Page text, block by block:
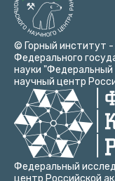
© Горный институт
Федерального
науки "Федеральный
научный центр
Федеральный